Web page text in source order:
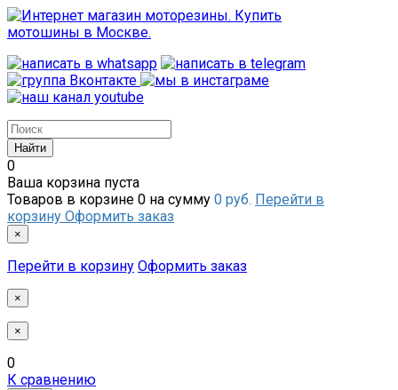
0
Ваша корзина пуста
Товаров в корзине 0 на сумму 0 руб. Перейти в
корзину Оформить заказ
×
Перейти в корзину Оформить заказ
×
×
0
К сравнению